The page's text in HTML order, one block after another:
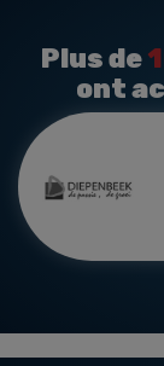
Plus de
ont